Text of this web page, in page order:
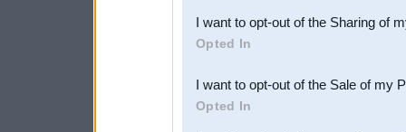
Downstream Participants
third parties.
I want to opt-out of the Sharing of
Opted In
I want to opt-out of the Sale of my
Opted In